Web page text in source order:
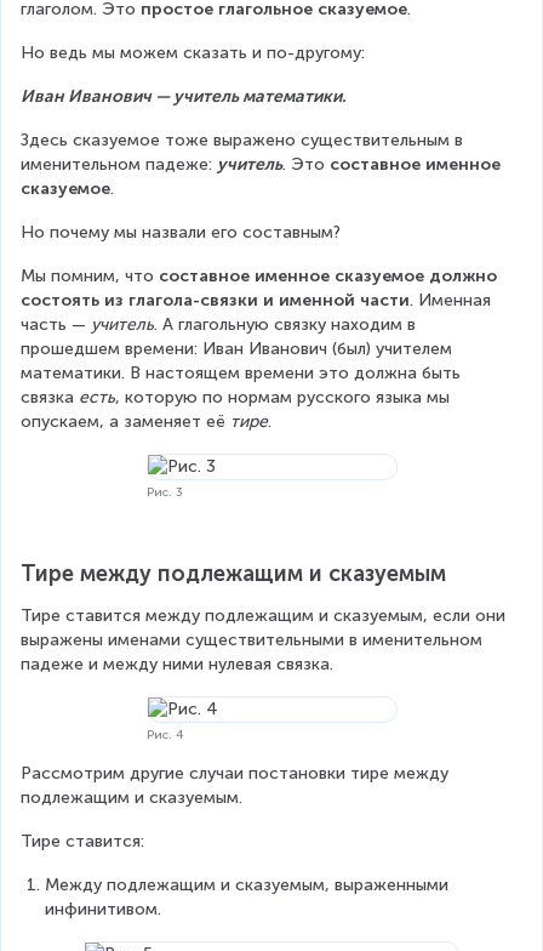
глаголом. Это простое глагольное сказуемое.
Но ведь мы можем сказать и по-другому:
Иван Иванович — учитель математики.
Здесь сказуемое тоже выражено существительным в
именительном падеже: учитель. Это составное именное
сказуемое.
Но почему мы назвали его составным?
Мы помним, что составное именное сказуемое должно
состоять из глагола-связки и именной части. Именная
часть — учитель. А глагольную связку находим в
прошедшем времени: Иван Иванович (был) учителем
математики. В настоящем времени это должна быть
связка есть, которую по нормам русского языка мы
опускаем, а заменяет её тире.
Рис. 3
Тире между подлежащим и сказуемым
Тире ставится между подлежащим и сказуемым, если они
выражены именами существительными в именительном
падеже и между ними нулевая связка.
Рис. 4
Рассмотрим другие случаи постановки тире между
подлежащим и сказуемым.
Тире ставится:
Между подлежащим и сказуемым, выраженными
инфинитивом.